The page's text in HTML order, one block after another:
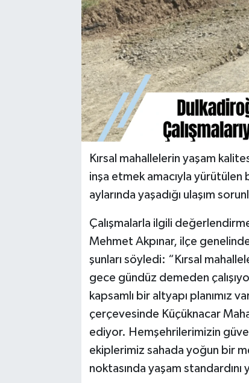
Kırsal mahallelerin yaşam
inşa etmek amacıyla yürütülen
aylarında yaşadığı ulaşım
Çalışmalarla ilgili
Mehmet Akpınar, ilçe
şunları söyledi: “Kırsal
gece gündüz demeden
kapsamlı bir altyapı planımız
çerçevesinde Küçüknacar
ediyor. Hemşehrilerimizin
ekiplerimiz sahada yoğun bir
noktasında yaşam standardını